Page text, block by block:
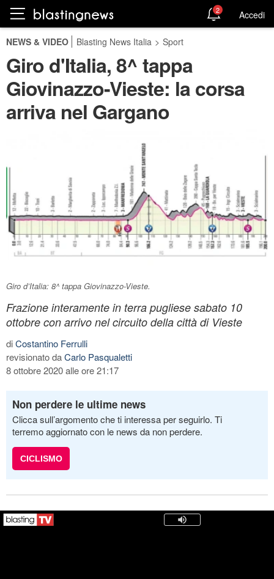
2 Accedi
NEWS & VIDEO Blasting News Italia > Sport
Giro d'Italia, 8^ tappa
Giovinazzo-Vieste: la corsa
arriva nel Gargano
Giro d’Italia: 8^ tappa Giovinazzo-Vieste.
Frazione interamente in terra pugliese sabato 10
ottobre con arrivo nel circuito della città di Vieste
diCostantino Ferrulli
revisionato daCarlo Pasqualetti
8 ottobre 2020 alle ore 21:17
Non perdere le ultime news
Clicca sull’argomento che ti interessa per seguirlo. Ti
terremo aggiornato con le news da non perdere.
CICLISMO